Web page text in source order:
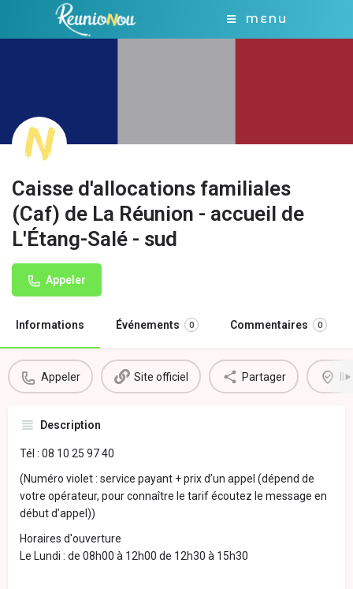
MENU
Caisse d'allocations familiales
(Caf) de La Réunion - accueil de
L'Étang-Salé - sud
Appeler
Informations Événements 0 Commentaires 0
Appeler Site officiel Partager Il
Description
Tél : 08 10 25 97 40
(Numéro violet : service payant + prix d’un appel (dépend de
votre opérateur, pour connaître le tarif écoutez le message en
début d’appel))
Horaires d'ouverture
Le Lundi : de 08h00 à 12h00 de 12h30 à 15h30